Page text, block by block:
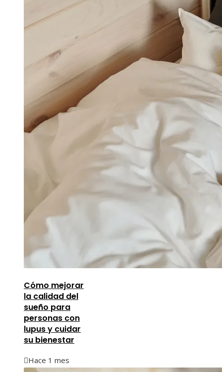
Cómo mejorar
la calidad del
sueño para
personas con
lupus y cuidar
su bienestar
Hace 1 mes